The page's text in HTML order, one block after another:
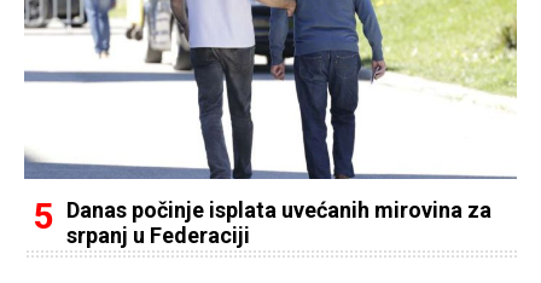
Danas počinje isplata uvećanih mirovina za
srpanj u Federaciji